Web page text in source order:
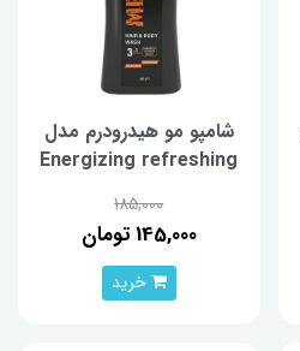
شامپو مو هیدرودرم مدل
Energizing refreshing
185,000
145,000 تومان
خرید